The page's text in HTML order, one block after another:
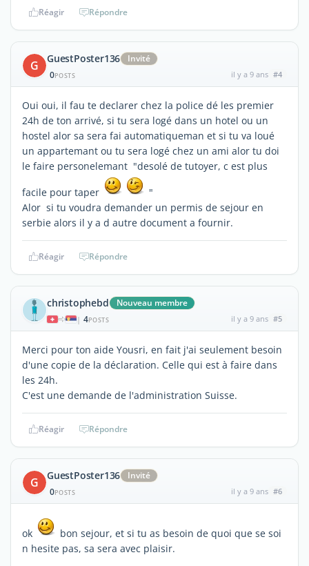
Réagir Répondre
G GuestPoster136
Invité
0POSTS il y a 9 ans #4
Oui oui, il fau te declarer chez la police dé les premier
24h de ton arrivé, si tu sera logé dans un hotel ou un
hostel alor sa sera fai automatiqueman et si tu va loué
un appartemant ou tu sera logé chez un ami alor tu doi
le faire personelemant "desolé de tutoyer, c est plus
facile pour taper
"
Alor si tu voudra demander un permis de sejour en
serbie alors il y a d autre document a fournir.
Réagir Répondre
christophebd Nouveau membre
| 4POSTS il y a 9 ans #5
Merci pour ton aide Yousri, en fait j'ai seulement besoin
d'une copie de la déclaration. Celle qui est à faire dans
les 24h.
C'est une demande de l'administration Suisse.
Réagir Répondre
G GuestPoster136
Invité
0POSTS il y a 9 ans #6
ok
bon sejour, et si tu as besoin de quoi que se soi
n hesite pas, sa sera avec plaisir.